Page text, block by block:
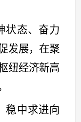
状态、奋力
发展，在聚
纽经济新高
稳中求进向